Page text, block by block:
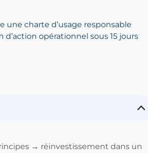
une charte d’usage responsable
d’action opérationnel sous 15 jours
→ réinvestissement dans un